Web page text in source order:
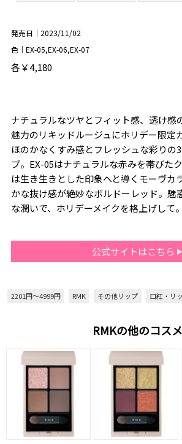
発売日｜2023/11/02
色｜EX-05,EX-06,EX-07
各￥4,180
ナチュラルなツヤとフィット感、透け感
魅力のリキッドルージュにホリデー限定
ほのかなくすみ感とフレッシュな彩りの
プ。EX-05はナチュラルな赤みを帯びた
は生き生きとした印象へと導くモーヴカ
かな抜け感が絶妙なボルドーレッド。魅
な潤いで、ホリデーメイクを格上げして。
公式サイトはこちら
2201円～4999円 RMK その他リップ 口紅・リ
RMKの他のコスメ